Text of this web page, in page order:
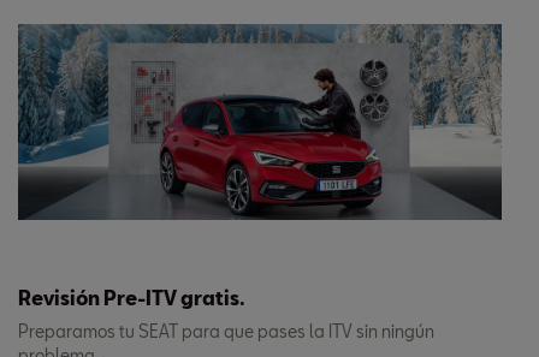
Revisión Pre-ITV gratis.
Preparamos tu SEAT para que pases la ITV sin ningún